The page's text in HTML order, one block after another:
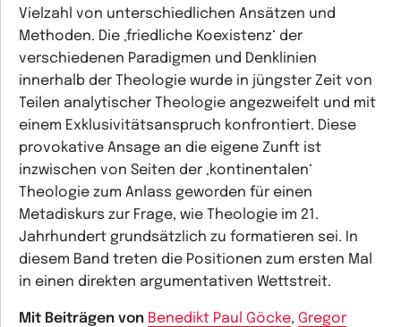
Vielzahl von unterschiedlichen Ansätzen und
Methoden. Die ‚friedliche Koexistenz‘ der
verschiedenen Paradigmen und Denklinien
innerhalb der Theologie wurde in jüngster Zeit von
Teilen analytischer Theologie angezweifelt und mit
einem Exklusivitätsanspruch konfrontiert. Diese
provokative Ansage an die eigene Zunft ist
inzwischen von Seiten der ‚kontinentalen‘
Theologie zum Anlass geworden für einen
Metadiskurs zur Frage, wie Theologie im 21.
Jahrhundert grundsätzlich zu formatieren sei. In
diesem Band treten die Positionen zum ersten Mal
in einen direkten argumentativen Wettstreit.
Mit Beiträgen von Benedikt Paul Göcke, Gregor